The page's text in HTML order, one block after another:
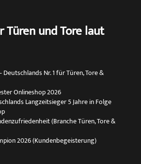
Türen und Tore laut
Deutschlands Nr. 1 für Türen, Tore &
Onlineshop 2026
Langzeitsieger 5 Jahre in Folge
(Branche Türen, Tore &
2026 (Kundenbegeisterung)